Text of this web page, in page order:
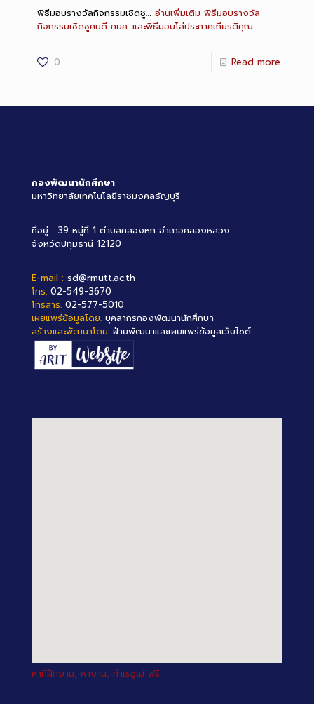
พิธีมอบรางวัลกิจกรรมเชิดชู… อ่านเพิ่มเติม พิธีมอบรางวัล
กิจกรรมเชิดชูคนดี กยศ. และพิธีมอบโล่ประกาศเกียรติคุณ
0 Read more
กองพัฒนานักศึกษา
มหาวิทยาลัยเทคโนโลยีราชมงคลธัญบุรี
ที่อยู่ : 39 หมู่ที่ 1 ตำบลคลองหก อำเภอคลองหลวง
จังหวัดปทุมธานี 12120
E-mail : sd@rmutt.ac.th
โทร. 02-549-3670
โทรสาร. 02-577-5010
เผยแพร่ข้อมูลโดย. บุคลากรกองพัฒนานักศึกษา
สร้างและพัฒนาโดย. ฝ่ายพัฒนาและเผยแพร่ข้อมูลเว็บไซต์
หาที่ฝึกงาน, หางาน, ทำเรซูเม่ ฟรี